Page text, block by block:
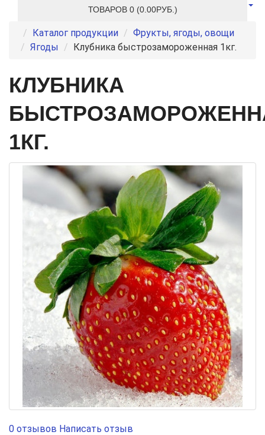
ТОВАРОВ 0 (0.00РУБ.)
Каталог продукции
Фрукты, ягоды, овощи
Ягоды
Клубника быстрозамороженная 1кг.
КЛУБНИКА
1КГ.
0 отзывов Написать отзыв